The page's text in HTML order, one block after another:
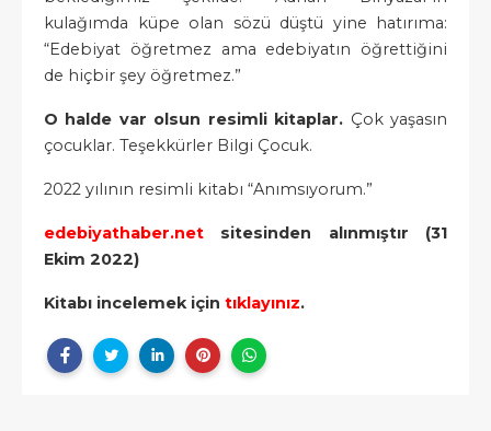
kulağımda küpe olan sözü düştü yine hatırıma:
“Edebiyat öğretmez ama edebiyatın öğrettiğini
de hiçbir şey öğretmez.”
O halde var olsun resimli kitaplar. Çok yaşasın
çocuklar. Teşekkürler Bilgi Çocuk.
2022 yılının resimli kitabı “Anımsıyorum.”
edebiyathaber.net sitesinden alınmıştır (31
Ekim 2022)
Kitabı incelemek için tıklayınız.